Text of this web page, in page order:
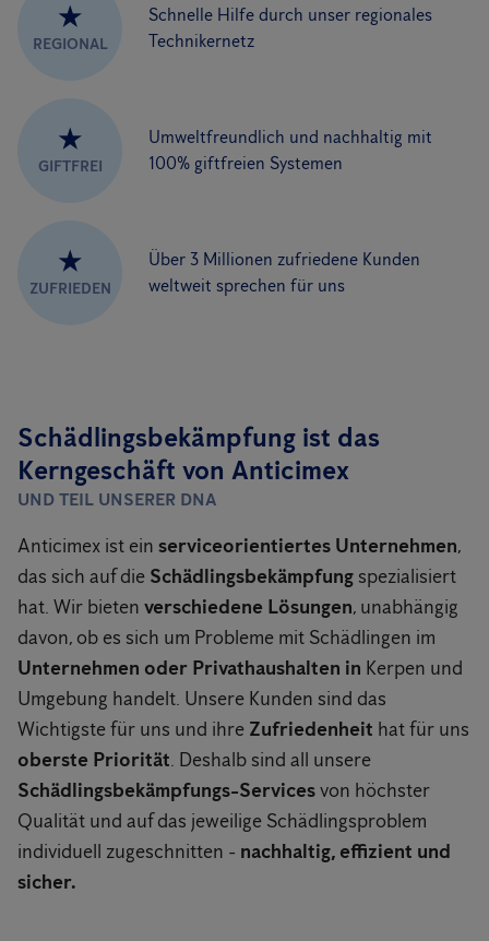
★
REGIONAL
Schnelle Hilfe durch unser regionales
Technikernetz
★
GIFTFREI
Umweltfreundlich und nachhaltig mit
100% giftfreien Systemen
★
ZUFRIEDEN
Über 3 Millionen zufriedene Kunden
weltweit sprechen für uns
Schädlingsbekämpfung ist das
Kerngeschäft von Anticimex
UND TEIL UNSERER DNA
Anticimex ist ein serviceorientiertes Unternehmen,
das sich auf die Schädlingsbekämpfung spezialisiert
hat. Wir bieten verschiedene Lösungen, unabhängig
davon, ob es sich um Probleme mit Schädlingen im
Unternehmen oder Privathaushalten in Kerpen und
Umgebung handelt. Unsere Kunden sind das
Wichtigste für uns und ihre Zufriedenheit hat für uns
oberste Priorität. Deshalb sind all unsere
Schädlingsbekämpfungs-Servicesvon höchster
Qualität und auf das jeweilige Schädlingsproblem
individuell zugeschnitten - nachhaltig, effizient und
sicher.